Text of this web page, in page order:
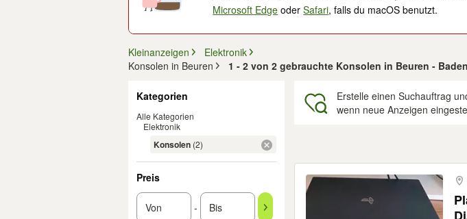
Microsoft Edge oderSafari, falls du macOS benutzt.
Kleinanzeigen
Elektronik
Konsolen in Beuren
1 - 2 von 2 gebrauchte Konsolen in Beuren -
Kategorien
Alle Kategorien
Elektronik
Konsolen (2)
Preis
-
Erstelle einen Suchauftrag
wenn neue Anzeigen